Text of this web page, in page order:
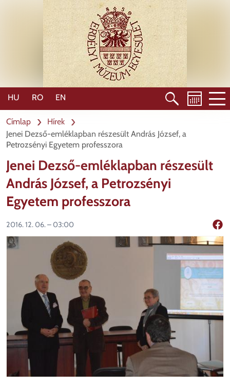
HU RO EN
Címlap
Hírek
Jenei Dezső-emléklapban részesült András József, a
Petrozsényi Egyetem professzora
Jenei Dezső-emléklapban részesült
András József, a Petrozsényi
Egyetem professzora
2016. 12. 06. – 03:00